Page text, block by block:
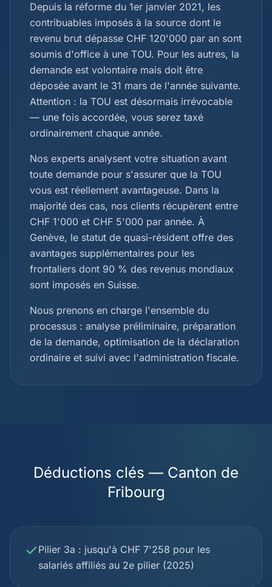
Depuis la réforme du 1er janvier 2021, les
contribuables imposés à la source dont le
revenu brut dépasse CHF 120'000 par an sont
soumis d'office à une TOU. Pour les autres, la
demande est volontaire mais doit être
déposée avant le 31 mars de l'année suivante.
Attention : la TOU est désormais irrévocable
— une fois accordée, vous serez taxé
ordinairement chaque année.
Nos experts analysent votre situation avant
toute demande pour s'assurer que la TOU
vous est réellement avantageuse. Dans la
majorité des cas, nos clients récupèrent entre
CHF 1'000 et CHF 5'000 par année. À
Genève, le statut de quasi-résident offre des
avantages supplémentaires pour les
frontaliers dont 90 % des revenus mondiaux
sont imposés en Suisse.
Nous prenons en charge l'ensemble du
processus : analyse préliminaire, préparation
de la demande, optimisation de la déclaration
ordinaire et suivi avec l'administration fiscale.
Déductions clés — Canton de
Fribourg
Pilier 3a : jusqu'à CHF 7'258 pour les
salariés affiliés au 2e pilier (2025)